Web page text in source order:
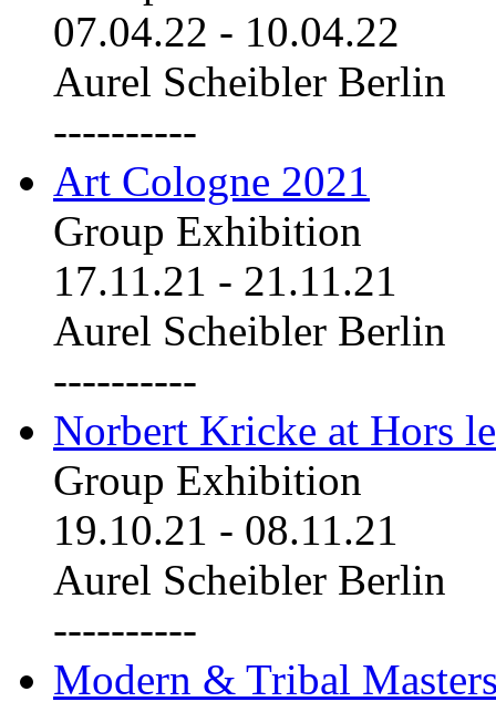
07.04.22 - 10.04.22
Aurel Scheibler Berlin
----------
Art Cologne 2021
Group Exhibition
17.11.21 - 21.11.21
Aurel Scheibler Berlin
----------
Norbert Kricke at Hors
Group Exhibition
19.10.21 - 08.11.21
Aurel Scheibler Berlin
----------
Modern & Tribal